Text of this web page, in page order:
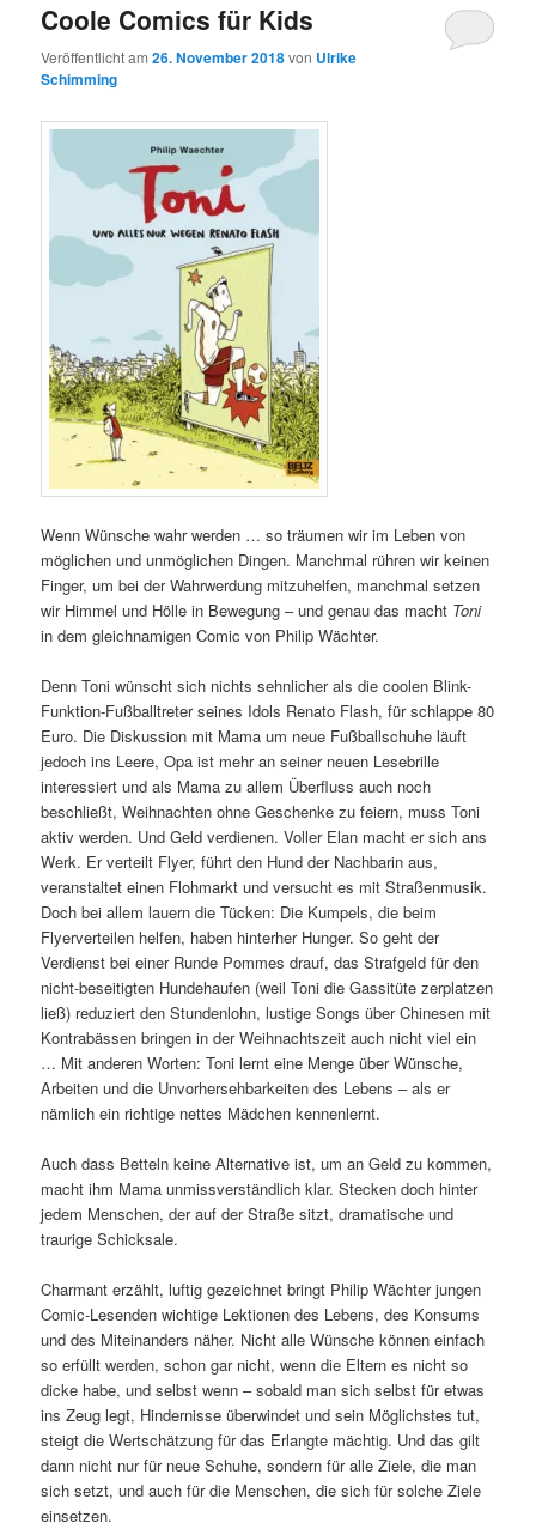
Coole Comics für Kids
Veröffentlicht am26. November 2018von Ulrike
Schimming
Wenn Wünsche wahr werden … so träumen wir im Leben von
möglichen und unmöglichen Dingen. Manchmal rühren wir keinen
Finger, um bei der Wahrwerdung mitzuhelfen, manchmal setzen
wir Himmel und Hölle in Bewegung – und genau das macht Toni
in dem gleichnamigen Comic von Philip Wächter.
Denn Toni wünscht sich nichts sehnlicher als die coolen Blink-
Funktion-Fußballtreter seines Idols Renato Flash, für schlappe 80
Euro. Die Diskussion mit Mama um neue Fußballschuhe läuft
jedoch ins Leere, Opa ist mehr an seiner neuen Lesebrille
interessiert und als Mama zu allem Überfluss auch noch
beschließt, Weihnachten ohne Geschenke zu feiern, muss Toni
aktiv werden. Und Geld verdienen. Voller Elan macht er sich ans
Werk. Er verteilt Flyer, führt den Hund der Nachbarin aus,
veranstaltet einen Flohmarkt und versucht es mit Straßenmusik.
Doch bei allem lauern die Tücken: Die Kumpels, die beim
Flyerverteilen helfen, haben hinterher Hunger. So geht der
Verdienst bei einer Runde Pommes drauf, das Strafgeld für den
nicht-beseitigten Hundehaufen (weil Toni die Gassitüte zerplatzen
ließ) reduziert den Stundenlohn, lustige Songs über Chinesen mit
Kontrabässen bringen in der Weihnachtszeit auch nicht viel ein
… Mit anderen Worten: Toni lernt eine Menge über Wünsche,
Arbeiten und die Unvorhersehbarkeiten des Lebens – als er
nämlich ein richtige nettes Mädchen kennenlernt.
Auch dass Betteln keine Alternative ist, um an Geld zu kommen,
macht ihm Mama unmissverständlich klar. Stecken doch hinter
jedem Menschen, der auf der Straße sitzt, dramatische und
traurige Schicksale.
Charmant erzählt, luftig gezeichnet bringt Philip Wächter jungen
Comic-Lesenden wichtige Lektionen des Lebens, des Konsums
und des Miteinanders näher. Nicht alle Wünsche können einfach
so erfüllt werden, schon gar nicht, wenn die Eltern es nicht so
dicke habe, und selbst wenn – sobald man sich selbst für etwas
ins Zeug legt, Hindernisse überwindet und sein Möglichstes tut,
steigt die Wertschätzung für das Erlangte mächtig. Und das gilt
dann nicht nur für neue Schuhe, sondern für alle Ziele, die man
sich setzt, und auch für die Menschen, die sich für solche Ziele
einsetzen.